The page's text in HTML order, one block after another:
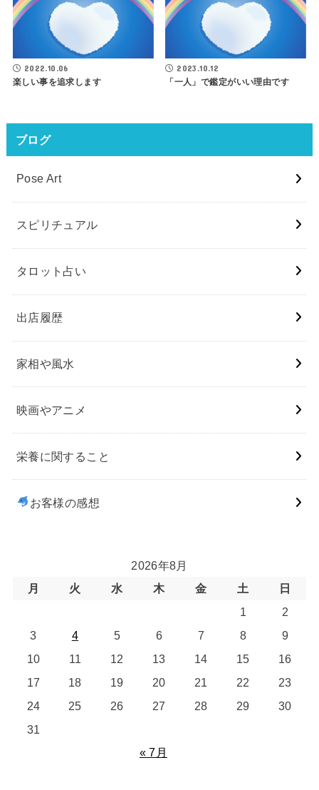
2022.10.06
楽しい事を追求します
2023.10.12
「一人」で鑑定がいい理由です
ブログ
Pose Art
スピリチュアル
タロット占い
出店履歴
家相や風水
映画やアニメ
栄養に関すること
お客様の感想
2026年8月
月
火 水 木 金 土
日
1
2
3
4 5 6 7 8
9
10
11 12 13 14 15
16
17
18 19 20 21 22
23
24
25 26 27 28 29
30
31
« 7月